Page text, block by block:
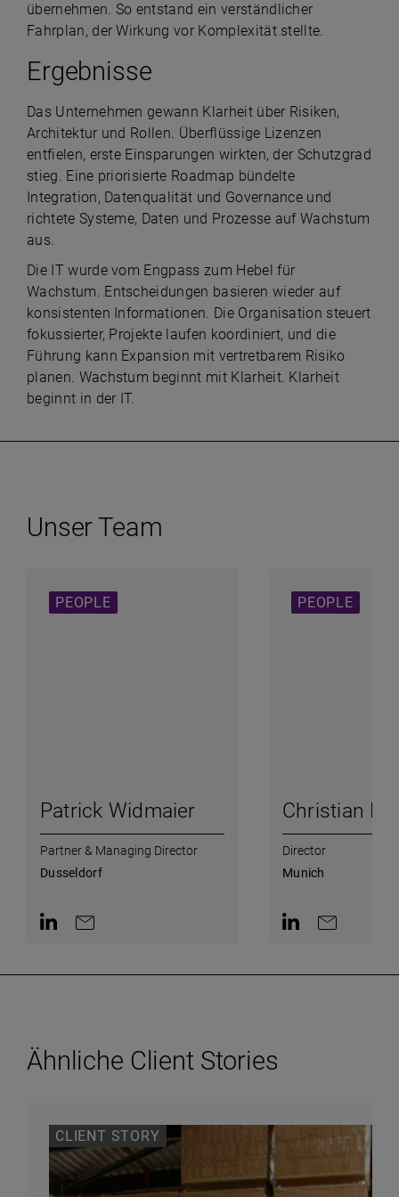
übernehmen. So entstand ein verständlicher
Fahrplan, der Wirkung vor Komplexität stellte.
Ergebnisse
Das Unternehmen gewann Klarheit über Risiken,
Architektur und Rollen. Überflüssige Lizenzen
entfielen, erste Einsparungen wirkten, der Schutzgrad
stieg. Eine priorisierte Roadmap bündelte
Integration, Datenqualität und Governance und
richtete Systeme, Daten und Prozesse auf Wachstum
aus.
Die IT wurde vom Engpass zum Hebel für
Wachstum. Entscheidungen basieren wieder auf
konsistenten Informationen. Die Organisation steuert
fokussierter, Projekte laufen koordiniert, und die
Führung kann Expansion mit vertretbarem Risiko
planen. Wachstum beginnt mit Klarheit. Klarheit
beginnt in der IT.
Unser Team
PEOPLE
Patrick Widmaier
Partner & Managing Director
Dusseldorf
PEOPLE
Christian
Director
Munich
Ähnliche Client Stories
CLIENT STORY